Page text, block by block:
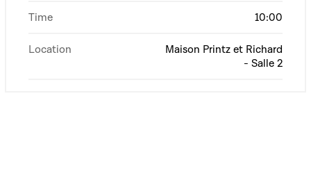
Time 10:00
Location
Maison Printz et Richard
- Salle 2